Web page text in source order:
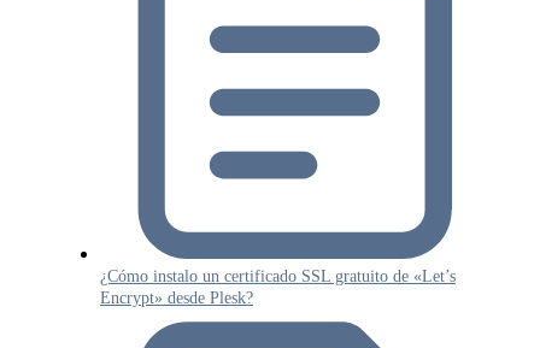
¿Cómo instalo un certificado SSL gratuito de «Let’s
Encrypt» desde Plesk?